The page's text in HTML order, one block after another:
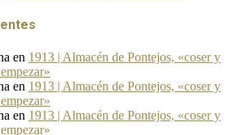
en 1913 | Almacén de Pontejos, «coser y
en 1913 | Almacén de Pontejos, «coser y
en 1913 | Almacén de Pontejos, «coser y